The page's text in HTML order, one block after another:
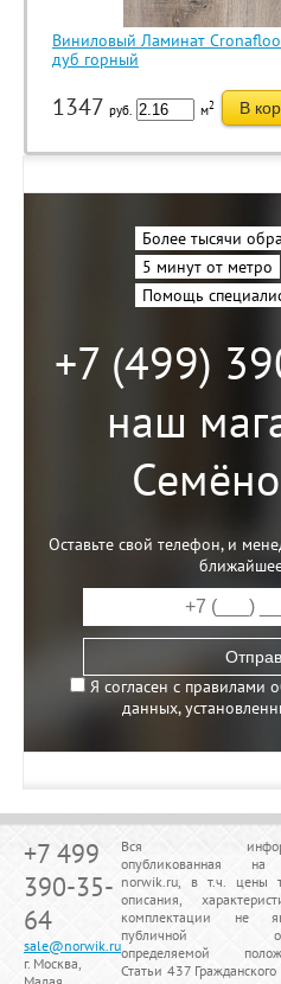
Виниловый Ламинат
дуб горный
1347 руб. м2 В
Более тысячи
5 минут от метро
Помощь
+7 (499)
наш
Оставьте свой телефон, и
Я согласен с правилами
данных,
+7 499
390-35-
64
sale@norwik.ru
г. Москва,
Вся
опубликованная
norwik.ru, в т.ч. цены
описания,
комплектации не
публичной
определяемой
Статьи 437 Гражданского